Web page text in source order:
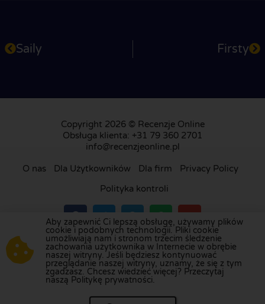
Saily Firsty
Copyright 2026 © Recenzje Online
Obsługa klienta: +31 79 360 2701
info@recenzjeonline.pl
O nas Dla Użytkowników Dla firm
Privacy Policy
Polityka kontroli
Odwiedź naszą platformę recenzji wHolandii,
Wielkiej Brytanii,Francji,Niemczech,Belgii,
Hiszpanii,Włoszech, Portugalii,Danii,Finlandii i
Szwecji.
Aby zapewnić Ci lepszą obsługę, używamy plików
cookie i podobnych technologii. Pliki cookie
umożliwiają nam i stronom trzecim śledzenie
zachowania użytkownika w Internecie w obrębie
naszej witryny. Jeśli będziesz kontynuować
przeglądanie naszej witryny, uznamy, że się z tym
zgadzasz. Chcesz wiedzieć więcej? Przeczytaj
naszą Politykę prywatności.